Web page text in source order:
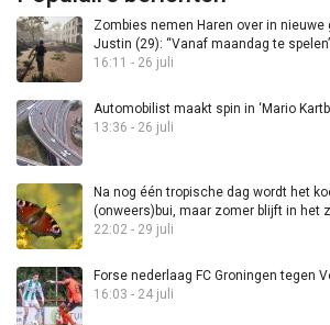
Zombies nemen Haren over in nieuwe
Justin (29): “Vanaf maandag te
16:11 - 26 juli
Automobilist maakt spin in ‘Mario
13:36 - 26 juli
Na nog één tropische dag wordt het
(onweers)bui, maar zomer blijft in het
22:02 - 29 juli
Forse nederlaag FC Groningen tegen
16:03 - 24 juli